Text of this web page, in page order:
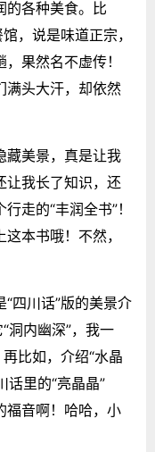
的各种美食。比
，说是味道正宗，
果然名不虚传！
满头大汗，却依然
藏美景，真是让我
让我长了知识，还
走的“丰润全书”！
本书哦！不然，
四川话”版的美景介
洞内幽深”，我一
比如，介绍“水晶
话里的“亮晶晶”
福音啊！哈哈，小